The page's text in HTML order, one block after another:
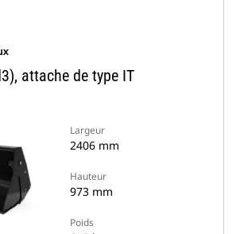
attache de type IT
Largeur
2406 mm
Hauteur
973 mm
Poids